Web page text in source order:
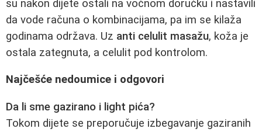
su nakon dijete ostali na voćnom doručku i nastavili
da vode računa o kombinacijama, pa im se kilaža
godinama održava. Uz anti celulit masažu, koža je
ostala zategnuta, a celulit pod kontrolom.
Najčešće nedoumice i odgovori
Da li sme gazirano i light pića?
Tokom dijete se preporučuje izbegavanje gaziranih